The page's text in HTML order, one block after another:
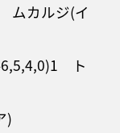
カルジ(イ
ト
)